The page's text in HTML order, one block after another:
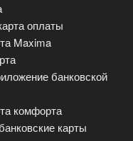
оплаты
Maxima
банковской
комфорта
карты